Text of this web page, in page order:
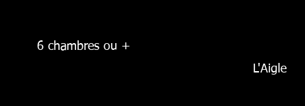
6 chambres ou +
L'Aigle